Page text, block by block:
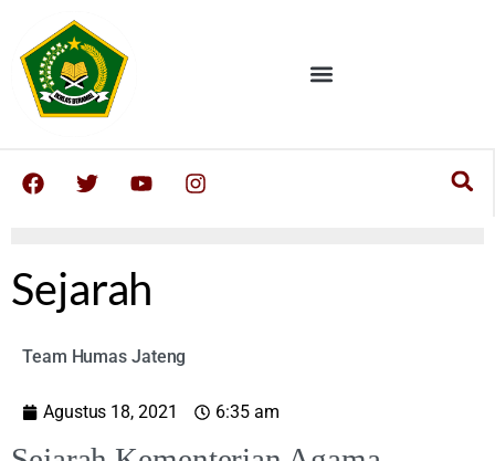
Sejarah
Team Humas Jateng
Agustus 18, 2021 6:35 am